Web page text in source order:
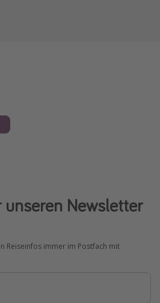
Newsletter
Reiseinfos immer im Postfach mit